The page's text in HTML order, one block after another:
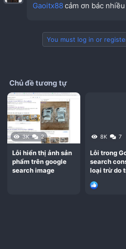
Gaoitx88cảm ơn bác
You must log in or
Chủ đề tương tự
3K 2
Lỗi hiển thị ảnh sản
phẩm trên google
search image
8K 7
Lỗi trong
search
loại trừ do